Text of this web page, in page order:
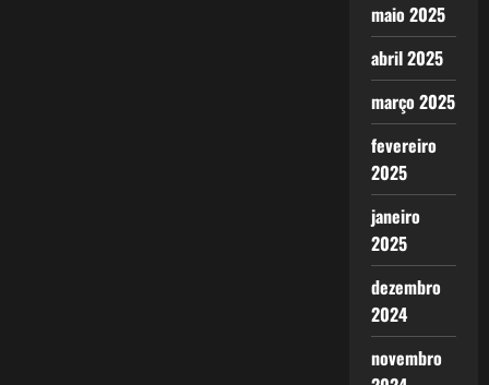
maio 2025
abril 2025
março 2025
fevereiro
2025
janeiro
2025
dezembro
2024
novembro